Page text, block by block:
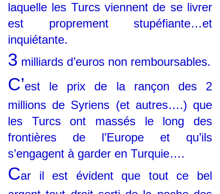
laquelle les Turcs viennent de se livrer
est proprement stupéfiante…et
inquiétante.
3 milliards d’euros non remboursables.
C’est le prix de la rançon des 2
millions de Syriens (et autres….) que
les Turcs ont massés le long des
frontières de l’Europe et qu’ils
s’engagent à garder en Turquie….
Car il est évident que tout ce bel